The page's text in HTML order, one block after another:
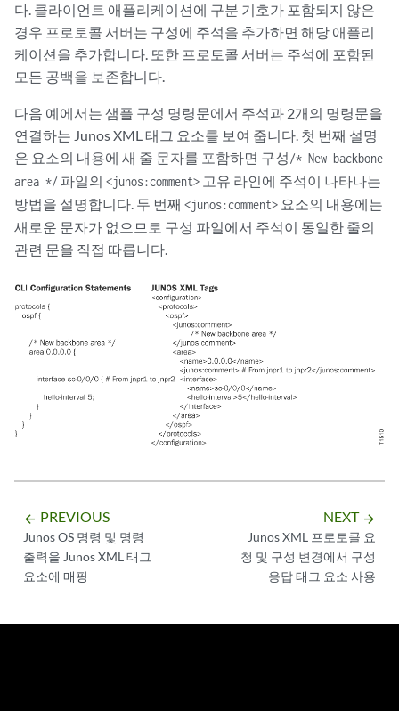
다. 클라이언트 애플리케이션에 구분 기호가 포함되지 않은
경우 프로토콜 서버는 구성에 주석을 추가하면 해당 애플리
케이션을 추가합니다. 또한 프로토콜 서버는 주석에 포함된
모든 공백을 보존합니다.
다음 예에서는 샘플 구성 명령문에서 주석과 2개의 명령문을
연결하는 Junos XML 태그 요소를 보여 줍니다. 첫 번째 설명
은 요소의 내용에 새 줄 문자를 포함하면 구성/* New backbone
area */ 파일의 <junos:comment> 고유 라인에 주석이 나타나는
방법을 설명합니다. 두 번째 <junos:comment> 요소의 내용에는
새로운 문자가 없으므로 구성 파일에서 주석이 동일한 줄의
관련 문을 직접 따릅니다.
arrow_backward PREVIOUS
Junos OS 명령 및 명령
출력을 Junos XML 태그
요소에 매핑
NEXT arrow_forward
Junos XML 프로토콜 요
청 및 구성 변경에서 구성
응답 태그 요소 사용